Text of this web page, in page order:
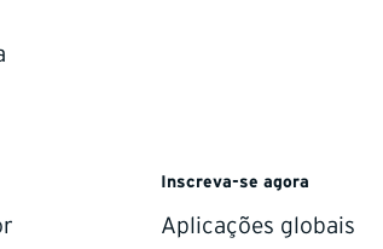
Inscreva-se agora
Aplicações globais